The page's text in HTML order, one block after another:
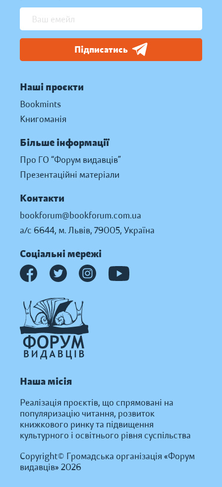
Підписатись
Наші проєкти
Bookmints
Книгоманія
Більше інформації
Про ГО “Форум видавців”
Презентаційні матеріали
Контакти
bookforum@bookforum.com.ua
а/с 6644, м. Львів, 79005, Україна
Соціальні мережі
Наша місія
Реалізація проєктів, що спрямовані на
популяризацію читання, розвиток
книжкового ринку та підвищення
культурного і освітнього рівня суспільства
Copyright© Громадська організація «Форум
видавців» 2026